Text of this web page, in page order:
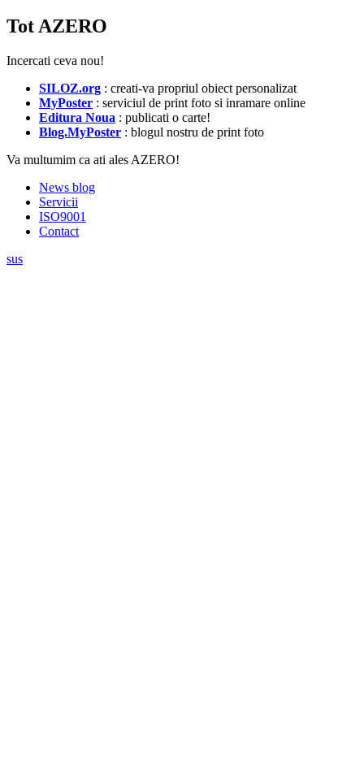
Tot AZERO
Incercati ceva nou!
SILOZ.org : creati-va propriul obiect personalizat
MyPoster : serviciul de print foto si inramare online
Editura Noua : publicati o carte!
Blog.MyPoster : blogul nostru de print foto
Va multumim ca ati ales AZERO!
News blog
Servicii
ISO9001
Contact
sus